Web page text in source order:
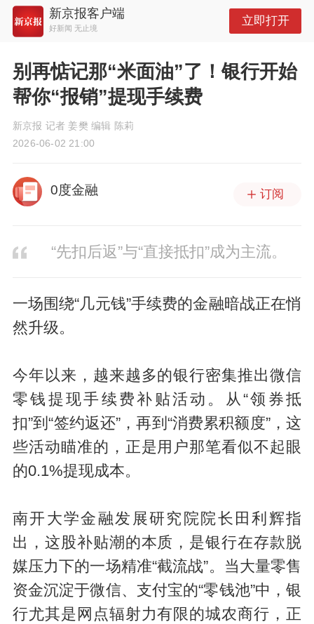
新京报客户端
好新闻 无止境
立即打开
别再惦记那“米面油”了！银行开始
帮你“报销”提现手续费
新京报 记者 姜樊 编辑 陈莉
2026-06-02 21:00
0度金融 订阅
“先扣后返”与“直接抵扣”成为主流。
一场围绕“几元钱”手续费的金融暗战正在悄
然升级。
今年以来，越来越多的银行密集推出微信
零钱提现手续费补贴活动。从“领券抵
扣”到“签约返还”，再到“消费累积额度”，这
些活动瞄准的，正是用户那笔看似不起眼
的0.1%提现成本。
南开大学金融发展研究院院长田利辉指
出，这股补贴潮的本质，是银行在存款脱
媒压力下的一场精准“截流战”。当大量零售
资金沉淀于微信、支付宝的“零钱池”中，银
行尤其是网点辐射力有限的城农商行，正